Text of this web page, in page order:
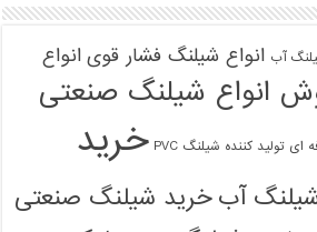
آب انواع شیلنگ فشار قوی انواع
انواع شیلنگ صنعتی
ای تولید کننده شیلنگ PVC
خرید
آبخرید شیلنگ صنعتی